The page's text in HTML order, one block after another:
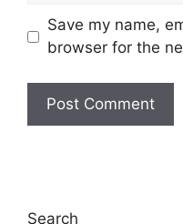
Save my name,
browser for the
Search